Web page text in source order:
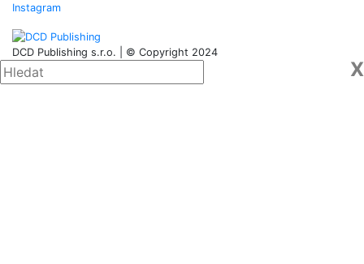
Instagram
DCD Publishing s.r.o. | © Copyright 2024
X